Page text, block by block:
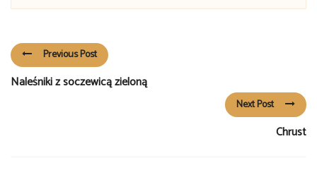
Previous Post
Naleśniki z soczewicą zieloną
Next Post
Chrust